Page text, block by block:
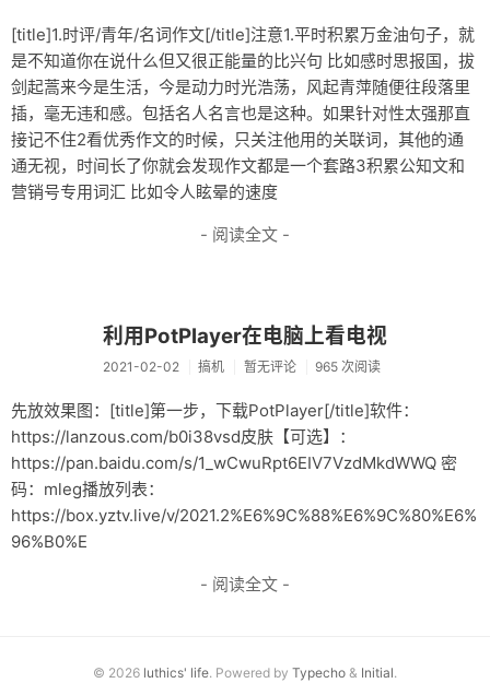
[title]1.时评/青年/名词作文[/title]注意1.平时积累万金油句子，就
是不知道你在说什么但又很正能量的比兴句 比如感时思报国，拔
剑起蒿来今是生活，今是动力时光浩荡，风起青萍随便往段落里
插，毫无违和感。包括名人名言也是这种。如果针对性太强那直
接记不住2看优秀作文的时候，只关注他用的关联词，其他的通
通无视，时间长了你就会发现作文都是一个套路3积累公知文和
营销号专用词汇 比如令人眩晕的速度
- 阅读全文 -
利用PotPlayer在电脑上看电视
2021-02-02 搞机 暂无评论 965 次阅读
先放效果图：[title]第一步，下载PotPlayer[/title]软件：
https://lanzous.com/b0i38vsd皮肤【可选】：
https://pan.baidu.com/s/1_wCwuRpt6EIV7VzdMkdWWQ 密
码：mleg播放列表：
https://box.yztv.live/v/2021.2%E6%9C%88%E6%9C%80%E6%
96%B0%E
- 阅读全文 -
© 2026 luthics' life. Powered by Typecho & Initial.